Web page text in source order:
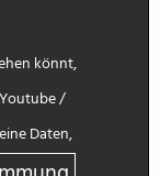
könnt,
/
Daten,